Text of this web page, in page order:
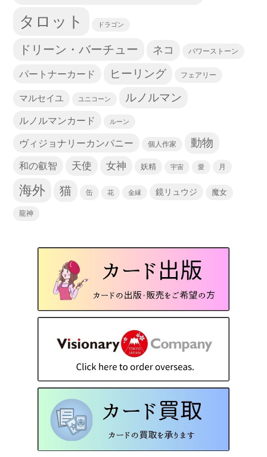
タロット ドラゴン
ドリーン・バーチュー ネコ パワーストーン
パートナーカード ヒーリング フェアリー
マルセイユ ユニコーン ルノルマン
ルノルマンカード ルーン
ヴィジョナリーカンパニー 個人作家 動物
和の叡智 天使 女神 妖精 宇宙 愛 月
海外 猫 缶 花 金縁 鏡リュウジ 魔女
龍神